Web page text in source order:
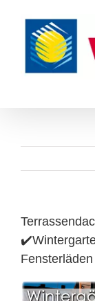
content
Fensterläden